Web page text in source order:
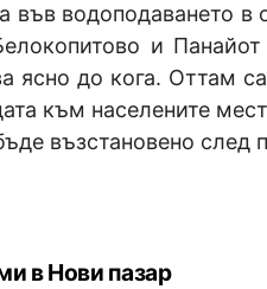
във водоподаването
и
ясно до кога. Оттам
към населените
възстановено след
в Нови пазар